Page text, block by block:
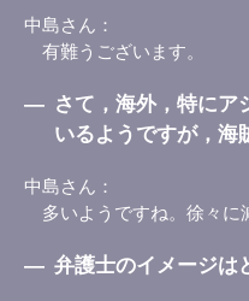
中島さん
有難うございます。
― さて，海外，特にア
いるようですが，海
中島さん
多いようですね。徐々に
― 弁護士のイメージは